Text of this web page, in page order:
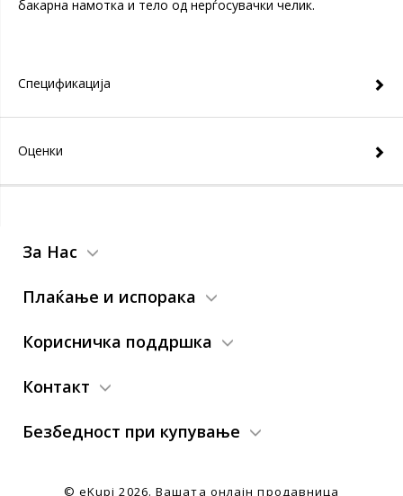
бакарна намотка и тело од нерѓосувачки челик.
Спецификација
Оценки
За Нас
Плаќање и испорака
Корисничка поддршка
Контакт
Безбедност при купување
© eKupi2026. Вашата онлајн продавница